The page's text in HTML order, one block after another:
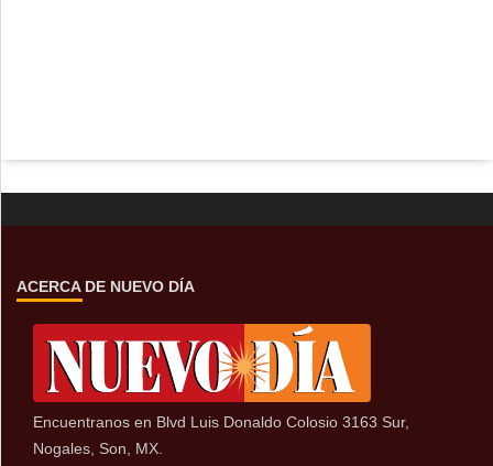
ACERCA DE NUEVO DÍA
Encuentranos en Blvd Luis Donaldo Colosio 3163 Sur,
Nogales, Son, MX.